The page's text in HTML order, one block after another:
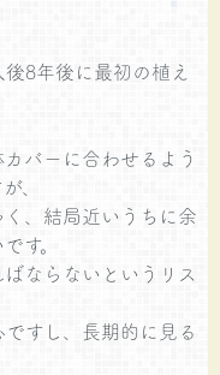
8年後に最初の植え
バーに合わせるよう
、
、結局近いうちに余
す。
ならないというリス
すし、長期的に見る